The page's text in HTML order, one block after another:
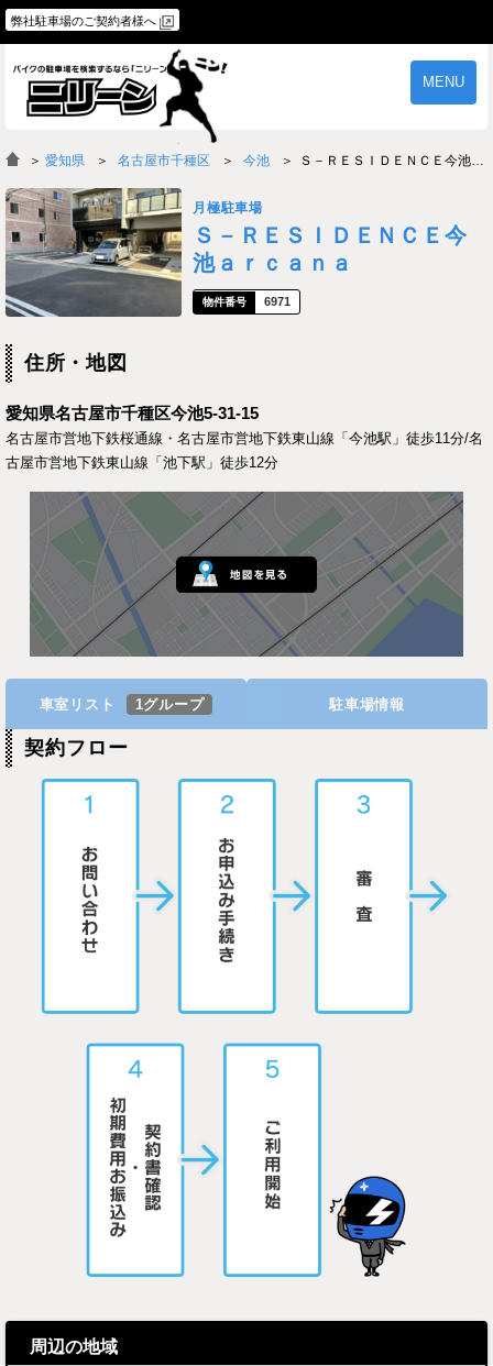
弊社駐車場のご契約者様へ
MENU
物件一覧
よくあるご質問
＞ 愛知県 名古屋市千種区 今池 Ｓ－ＲＥＳＩＤＥＮＣＥ今池ａｒｃａｎａ
月極駐車場
Ｓ－ＲＥＳＩＤＥＮＣＥ今
池ａｒｃａｎａ
6971
住所・地図
愛知県名古屋市千種区今池5-31-15
名古屋市営地下鉄桜通線・名古屋市営地下鉄東山線「今池駅」徒歩11分/名
古屋市営地下鉄東山線「池下駅」徒歩12分
車室リスト 1グループ 駐車場情報
契約フロー
周辺の地域